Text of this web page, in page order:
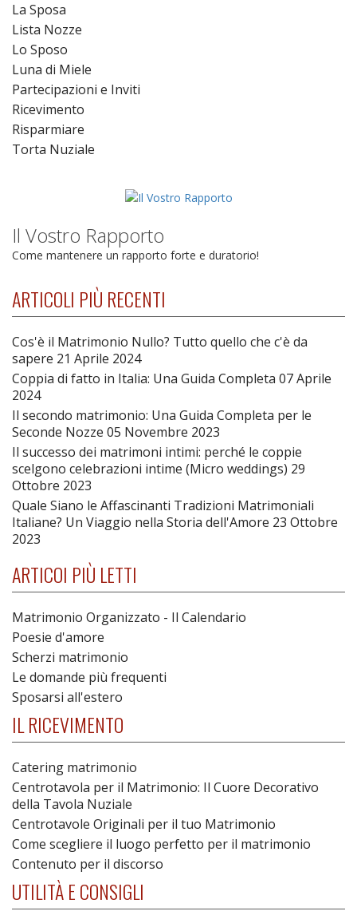
La Sposa
Lista Nozze
Lo Sposo
Luna di Miele
Partecipazioni e Inviti
Ricevimento
Risparmiare
Torta Nuziale
Il Vostro Rapporto
Come mantenere un rapporto forte e duratorio!
ARTICOLI PIÙ RECENTI
Cos'è il Matrimonio Nullo? Tutto quello che c'è da
sapere 21 Aprile 2024
Coppia di fatto in Italia: Una Guida Completa 07 Aprile
2024
Il secondo matrimonio: Una Guida Completa per le
Seconde Nozze 05 Novembre 2023
Il successo dei matrimoni intimi: perché le coppie
scelgono celebrazioni intime (Micro weddings) 29
Ottobre 2023
Quale Siano le Affascinanti Tradizioni Matrimoniali
Italiane? Un Viaggio nella Storia dell'Amore 23 Ottobre
2023
ARTICOI PIÙ LETTI
Matrimonio Organizzato - Il Calendario
Poesie d'amore
Scherzi matrimonio
Le domande più frequenti
Sposarsi all'estero
IL RICEVIMENTO
Catering matrimonio
Centrotavola per il Matrimonio: Il Cuore Decorativo
della Tavola Nuziale
Centrotavole Originali per il tuo Matrimonio
Come scegliere il luogo perfetto per il matrimonio
Contenuto per il discorso
UTILITÀ E CONSIGLI